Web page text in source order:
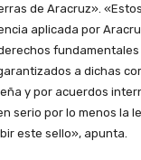
de Aracruz».
aplicada por
a dichas
y por acuerdos
serio por lo menos la
este sello», apunta.